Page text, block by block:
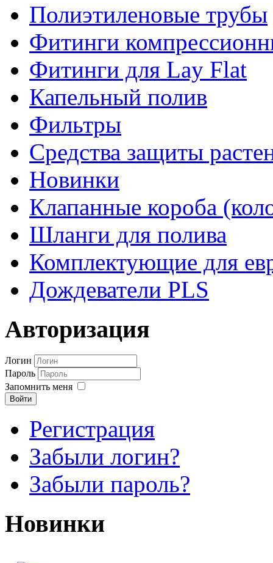
Полиэтиленовые трубы
Фитинги
Фитинги для Lay Flat
Капельный полив
Фильтры
Средства защиты
Новинки
Клапанные короба
Шланги для полива
Комплектующие для
Дождеватели PLS
Авторизация
Логин
Пароль
Запомнить меня
Войти
Регистрация
Забыли логин?
Забыли пароль?
Новинки